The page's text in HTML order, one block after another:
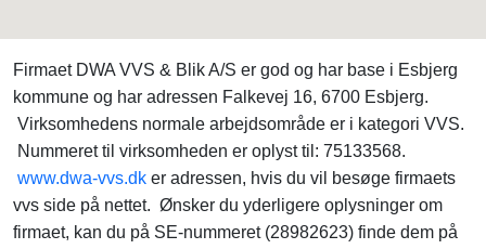
Firmaet DWA VVS & Blik A/S er god og har base i Esbjerg
kommune og har adressen Falkevej 16, 6700 Esbjerg.
Virksomhedens normale arbejdsområde er i kategori VVS.
Nummeret til virksomheden er oplyst til: 75133568.
www.dwa-vvs.dk er adressen, hvis du vil besøge firmaets
vvs side på nettet. Ønsker du yderligere oplysninger om
firmaet, kan du på SE-nummeret (28982623) finde dem på